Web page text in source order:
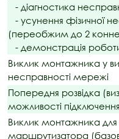
- діагностика
- усунення фізичної
(переобжим до 2
- демонстрація
Виклик монтажника у
несправності мережі
Попередня розвідка
можливості
Виклик монтажника для
маршрутизатора